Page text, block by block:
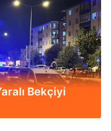
Bekçiyi